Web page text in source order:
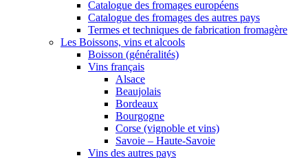
Catalogue des fromages européens
Catalogue des fromages des autres pays
Termes et techniques de fabrication fromagère
Les Boissons, vins et alcools
Boisson (généralités)
Vins français
Alsace
Beaujolais
Bordeaux
Bourgogne
Corse (vignoble et vins)
Savoie – Haute-Savoie
Vins des autres pays